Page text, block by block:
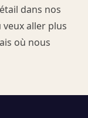
dans nos
aller plus
où nous